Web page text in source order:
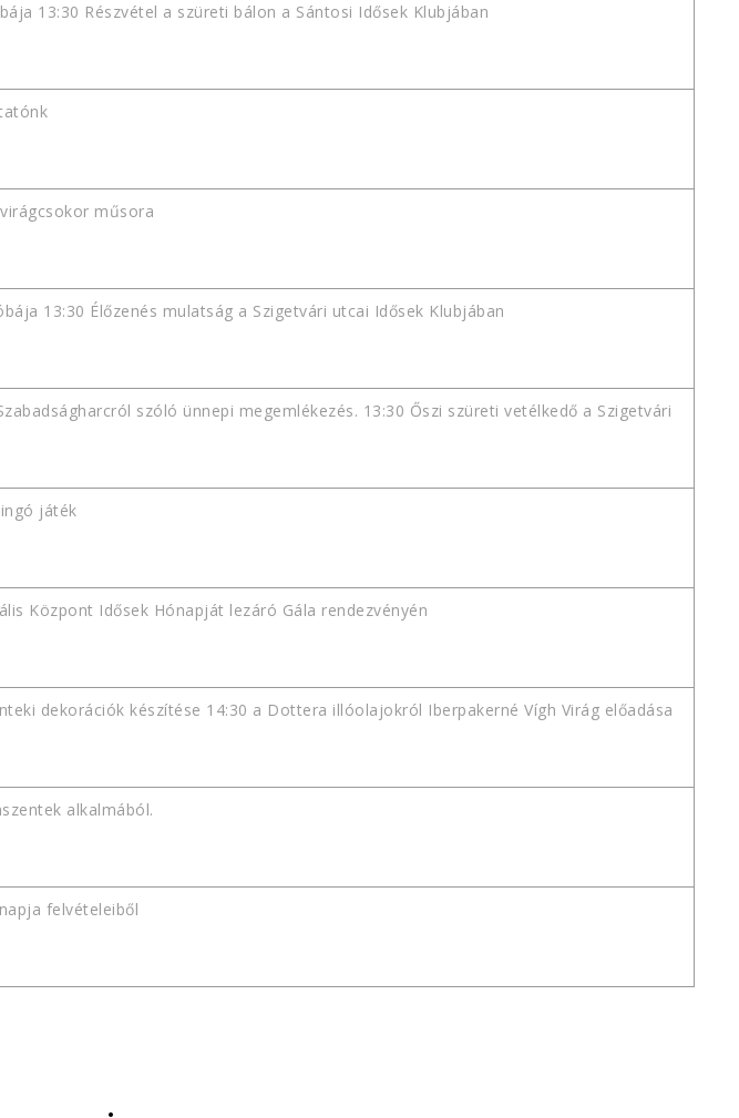
13:30 Részvétel a szüreti bálon a Sántosi Idősek Klubjában
műsora
13:30 Élőzenés mulatság a Szigetvári utcai Idősek Klubjában
szóló ünnepi megemlékezés. 13:30 Őszi szüreti vetélkedő a Szigetvári
játék
Központ Idősek Hónapját lezáró Gála rendezvényén
dekorációk készítése 14:30 a Dottera illóolajokról Iberpakerné Vígh Virág előadása
alkalmából.
felvételeiből